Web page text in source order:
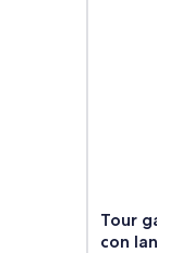
Tour
con